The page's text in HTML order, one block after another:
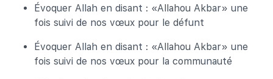
Évoquer Allah en disant : «Allahou Akbar» une
fois suivi de nos vœux pour le défunt
Évoquer Allah en disant : «Allahou Akbar» une
fois suivi de nos vœux pour la communauté